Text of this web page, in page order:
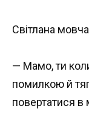
Світлана
— Мамо, ти
помилкою й
повертатися в